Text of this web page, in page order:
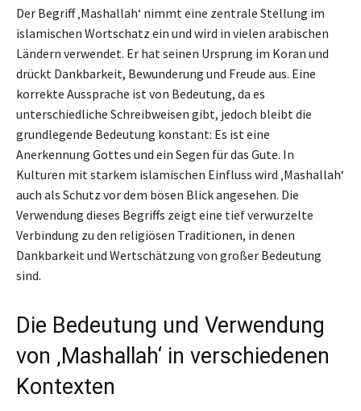
Der Begriff ‚Mashallah‘ nimmt eine zentrale Stellung im
islamischen Wortschatz ein und wird in vielen arabischen
Ländern verwendet. Er hat seinen Ursprung im Koran und
drückt Dankbarkeit, Bewunderung und Freude aus. Eine
korrekte Aussprache ist von Bedeutung, da es
unterschiedliche Schreibweisen gibt, jedoch bleibt die
grundlegende Bedeutung konstant: Es ist eine
Anerkennung Gottes und ein Segen für das Gute. In
Kulturen mit starkem islamischen Einfluss wird ‚Mashallah‘
auch als Schutz vor dem bösen Blick angesehen. Die
Verwendung dieses Begriffs zeigt eine tief verwurzelte
Verbindung zu den religiösen Traditionen, in denen
Dankbarkeit und Wertschätzung von großer Bedeutung
sind.
Die Bedeutung und Verwendung
von ‚Mashallah‘ in verschiedenen
Kontexten